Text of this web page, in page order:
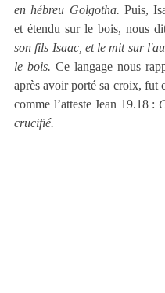
en hébreu Golgotha. Puis,
et étendu sur le bois, nous
son fils Isaac, et le mit sur
le bois. Ce langage nous
après avoir porté sa croix, fut
comme l’atteste Jean 19.18 :
crucifié.